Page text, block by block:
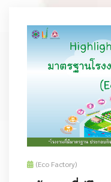
(Eco Factory)